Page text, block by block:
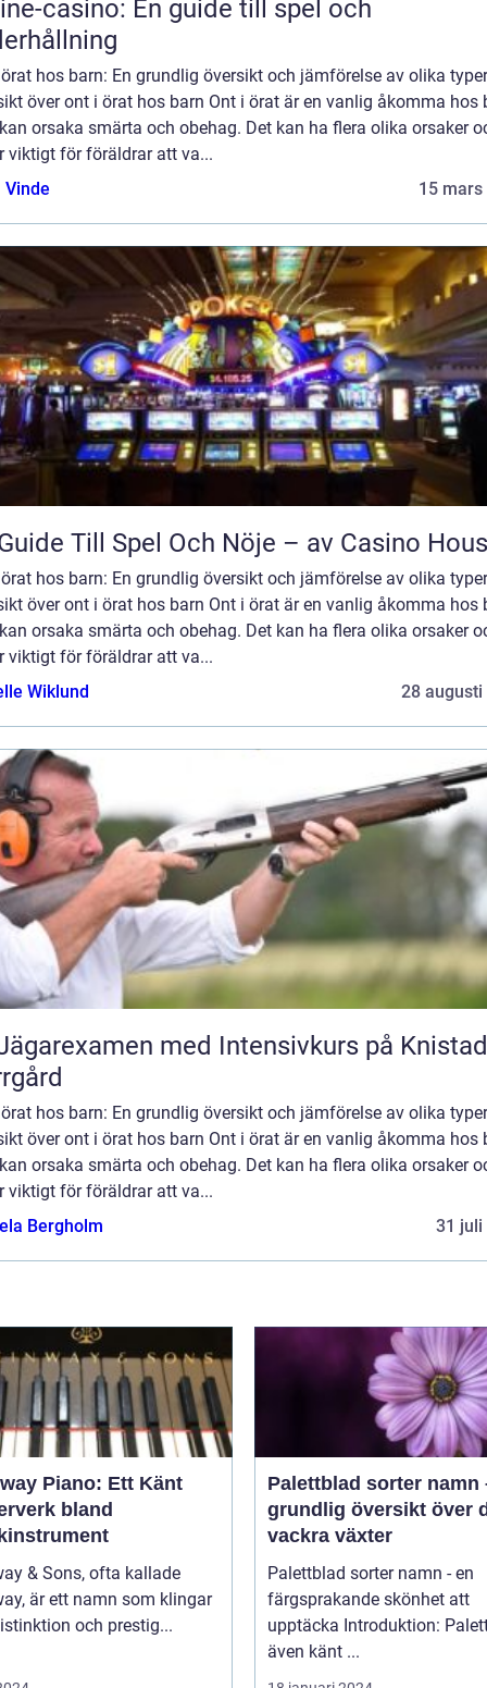
casino: En guide till spel och
hos barn: En grundlig översikt och jämförelse av olika typer
över ont i örat hos barn Ont i örat är en vanlig åkomma hos
orsaka smärta och obehag. Det kan ha flera olika orsaker
viktigt för föräldrar att va...
Vinde
15 mars
Till Spel Och Nöje – av Casino
hos barn: En grundlig översikt och jämförelse av olika typer
över ont i örat hos barn Ont i örat är en vanlig åkomma hos
orsaka smärta och obehag. Det kan ha flera olika orsaker
viktigt för föräldrar att va...
Wiklund
28 augusti
med Intensivkurs på Knistad
hos barn: En grundlig översikt och jämförelse av olika typer
över ont i örat hos barn Ont i örat är en vanlig åkomma hos
orsaka smärta och obehag. Det kan ha flera olika orsaker
viktigt för föräldrar att va...
Bergholm
31 juli
Piano: Ett Känt
bland
& Sons, ofta kallade
är ett namn som klingar
och prestig...
Palettblad sorter namn
grundlig översikt över
vackra växter
Palettblad sorter namn - en
färgsprakande skönhet att
upptäcka Introduktion: Palettblad,
även känt ...